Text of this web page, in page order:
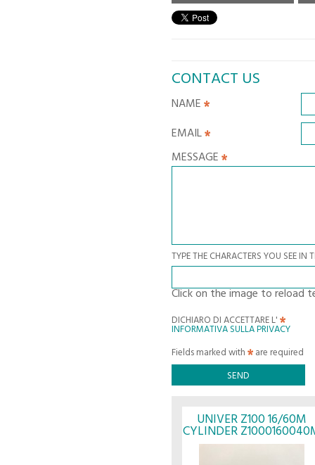
CONTACT US
NAME
EMAIL
MESSAGE
TYPE THE CHARACTERS YOU SEE IN
Click on the image to reload
DICHIARO DI ACCETTARE L'
INFORMATIVA SULLA PRIVACY
Fields marked with
are required
UNIVER Z100 16/60M
CYLINDER
- UNIVER